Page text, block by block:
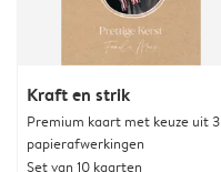
Kraft en strik
Premium kaart met keuze uit 3
papierafwerkingen
Set van 10 kaarten